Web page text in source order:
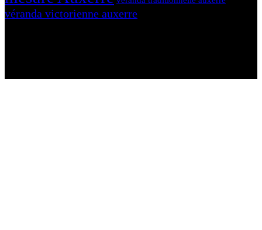
véranda victorienne auxerre